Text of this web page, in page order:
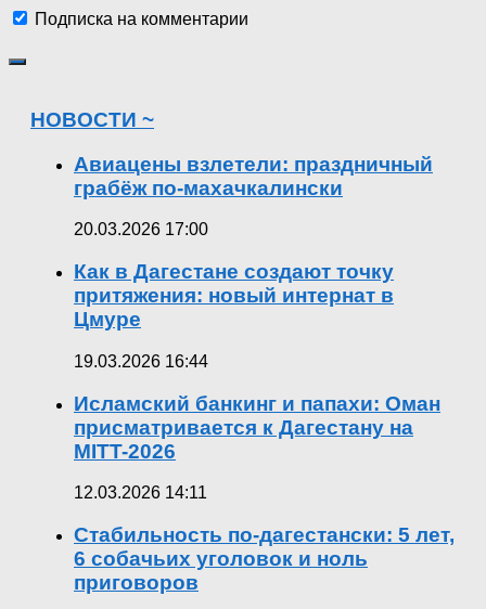
Подписка на комментарии
НОВОСТИ ~
Авиацены взлетели: праздничный
грабёж по-махачкалински
20.03.2026 17:00
Как в Дагестане создают точку
притяжения: новый интернат в
Цмуре
19.03.2026 16:44
Исламский банкинг и папахи: Оман
присматривается к Дагестану на
MITT-2026
12.03.2026 14:11
Стабильность по-дагестански: 5 лет,
6 собачьих уголовок и ноль
приговоров